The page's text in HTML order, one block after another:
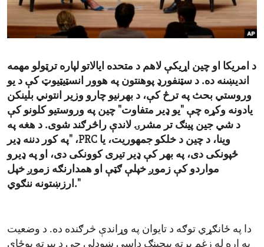
ENVIRONMENT AND HEALTH
IDEALS AND INSTITUTIONS
د امریکا او چین اړیکې لاهم د متحده ایالاتو لپاره ترټولو مهمه
اندیښنه ده. د سټنفورډ پوهنتون په هوور انسټیټیوټ کې د یو
وروستي بحث په ترڅ کې، د بهرنیو چارو وزیر انتوني بلینکن
یادونه وکړه چې "یو ډیر متفاوت" چین په وروستیو کلونو کې
د شي جین پینګ تر مشرۍ لاندې راڅرګند شوی. د هغه په
وینا، د چین د خلکو جمهوریت، یا PRC، "په کور دننه ډیر
ځپونکی دی، په بهر کې ډیر تیری کوونکی دی، او په ډیرو
مواردو کې زموږ خپلې ګټې او همدارنګه زموږ خپل
ارزښتونه ننګوي."
دا په ځانګړي توګه د تایوان په وړاندې څرګنده ده. د وضعیت
په اړه له زغم پرته بیجینګ داسې ښودلي چې د بیرته یوځای